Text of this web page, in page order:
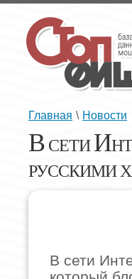
Главная \ Новости
ВСЕТИИ
РУССКИМИ
В сети